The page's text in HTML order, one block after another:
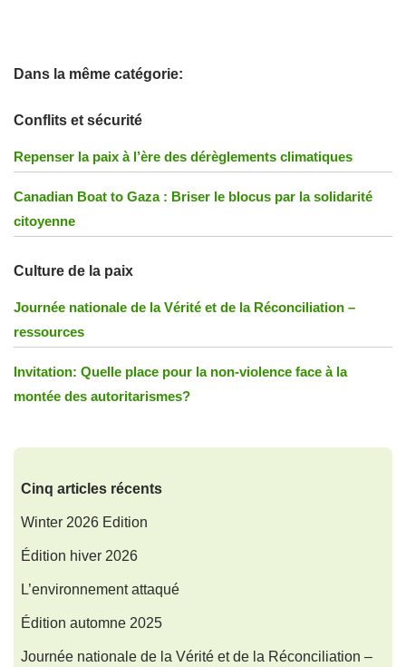
Dans la même catégorie:
Conflits et sécurité
Repenser la paix à l’ère des dérèglements climatiques
Canadian Boat to Gaza : Briser le blocus par la solidarité
citoyenne
Culture de la paix
Journée nationale de la Vérité et de la Réconciliation –
ressources
Invitation: Quelle place pour la non-violence face à la
montée des autoritarismes?
Cinq articles récents
Winter 2026 Edition
Édition hiver 2026
L’environnement attaqué
Édition automne 2025
Journée nationale de la Vérité et de la Réconciliation –